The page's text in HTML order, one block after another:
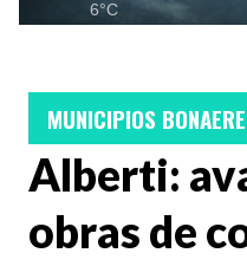
6°C
Alberti:
obras de
MUNICIPIOS